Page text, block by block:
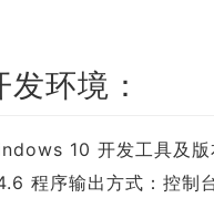
环境：
10 开发工具及
程序输出方式：控制